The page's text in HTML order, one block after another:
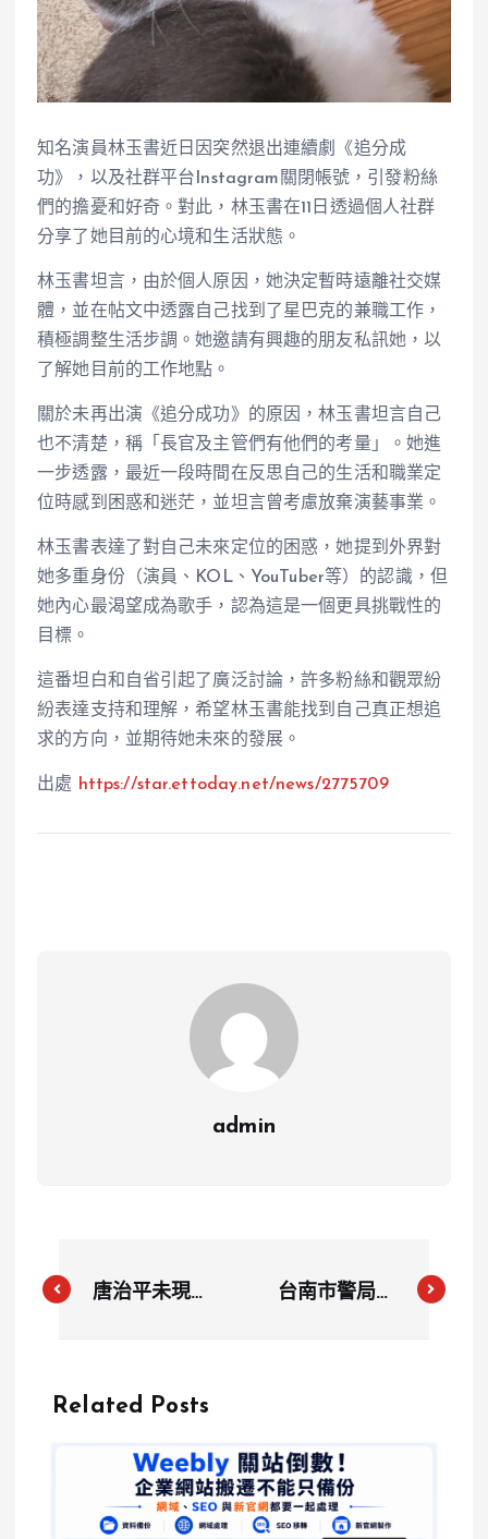
知名演員林玉書近日因突然退出連續劇《追分成
功》，以及社群平台Instagram關閉帳號，引發粉絲
們的擔憂和好奇。對此，林玉書在11日透過個人社群
分享了她目前的心境和生活狀態。
林玉書坦言，由於個人原因，她決定暫時遠離社交媒
體，並在帖文中透露自己找到了星巴克的兼職工作，
積極調整生活步調。她邀請有興趣的朋友私訊她，以
了解她目前的工作地點。
關於未再出演《追分成功》的原因，林玉書坦言自己
也不清楚，稱「長官及主管們有他們的考量」。她進
一步透露，最近一段時間在反思自己的生活和職業定
位時感到困惑和迷茫，並坦言曾考慮放棄演藝事業。
林玉書表達了對自己未來定位的困惑，她提到外界對
她多重身份（演員、KOL、YouTuber等）的認識，但
她內心最渴望成為歌手，認為這是一個更具挑戰性的
目標。
這番坦白和自省引起了廣泛討論，許多粉絲和觀眾紛
紛表達支持和理解，希望林玉書能找到自己真正想追
求的方向，並期待她未來的發展。
出處 https://star.ettoday.net/news/2775709
admin
唐治平未現身
親，搬家計畫
台南市警局長
Related Posts